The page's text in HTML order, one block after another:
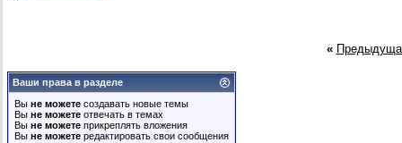
«
Ваши права в разделе
Вы не можете создавать новые темы
Вы не можете отвечать в темах
Вы не можете прикреплять вложения
Вы не можете редактировать свои сообщения